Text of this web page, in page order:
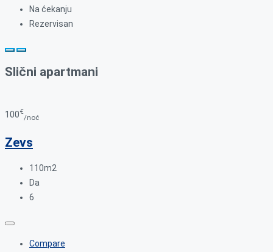
Na ćekanju
Rezervisan
Slični apartmani
100€
/noć
Zevs
110m2
Da
6
Compare